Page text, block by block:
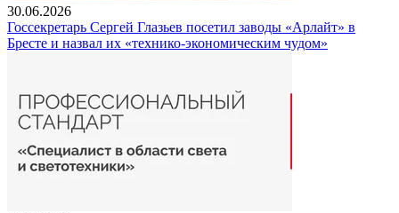
30.06.2026
Госсекретарь Сергей Глазьев посетил заводы «Арлайт» в
Бресте и назвал их «технико-экономическим чудом»